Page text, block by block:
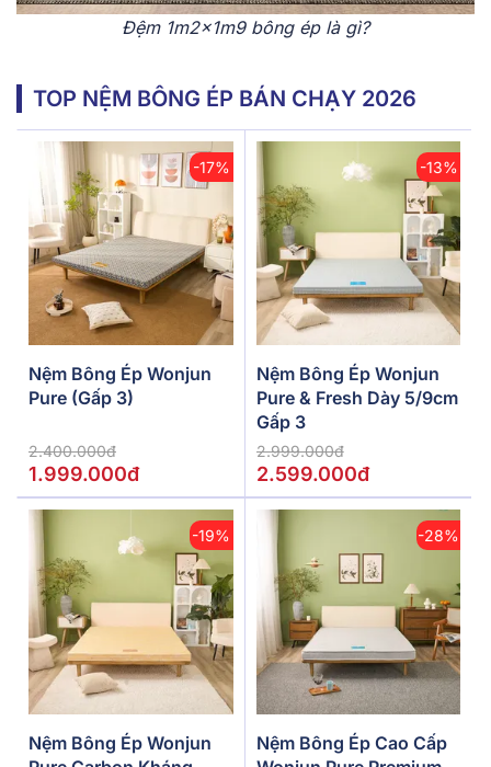
Đệm 1m2x1m9 bông ép là gì?
TOP NỆM BÔNG ÉP BÁN CHẠY 2026
-17%
Nệm Bông Ép Wonjun
Pure (Gấp 3)
2.400.000đ
1.999.000đ
-13%
Nệm Bông Ép Wonjun
Pure & Fresh Dày 5/9cm
Gấp 3
2.999.000đ
2.599.000đ
-19%
Nệm Bông Ép Wonjun
-28%
Nệm Bông Ép Cao Cấp